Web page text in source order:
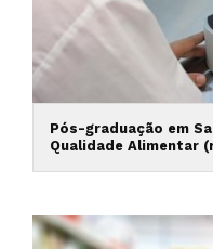
Pós-graduação em
Qualidade Alimentar